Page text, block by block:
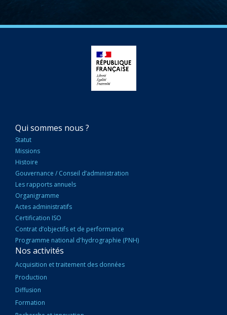
NAVIGATION
PRINCIPALE
Qui sommes nous ?
Statut
Missions
Histoire
Gouvernance / Conseil d’administration
Les rapports annuels
Organigramme
Actes administratifs
Certification ISO
Contrat d’objectifs et de performance
Programme national d'hydrographie (PNH)
Nos activités
Acquisition et traitement des données
Production
Diffusion
Formation